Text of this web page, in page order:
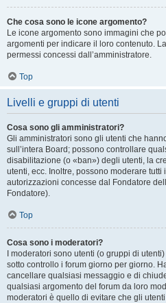
Che cosa sono le icone argomento?
Le icone argomento sono immagini che
argomenti per indicare il loro contenuto.
permessi concessi dall’amministratore.
Top
Livelli e gruppi di utenti
Cosa sono gli amministratori?
Gli amministratori sono gli utenti che
sull’intera Board; possono controllare
disabilitazione (o «ban») degli utenti, la
utenti, ecc. Inoltre, possono moderare tutti
autorizzazioni concesse dal Fondatore
Fondatore).
Top
Cosa sono i moderatori?
I moderatori sono utenti (o gruppi di
sotto controllo i forum giorno per giorno.
cancellare qualsiasi messaggio e di
qualsiasi argomento del forum da loro
moderatori è quello di evitare che gli